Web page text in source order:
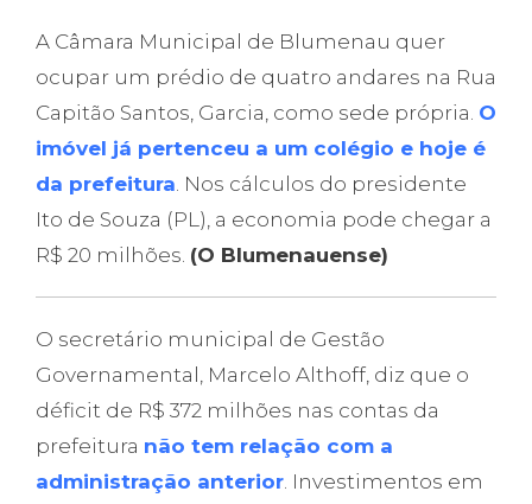
A Câmara Municipal de Blumenau quer
ocupar um prédio de quatro andares na Rua
Capitão Santos, Garcia, como sede própria. O
imóvel já pertenceu a um colégio e hoje é
da prefeitura. Nos cálculos do presidente
Ito de Souza (PL), a economia pode chegar a
R$ 20 milhões. (O Blumenauense)
O secretário municipal de Gestão
Governamental, Marcelo Althoff, diz que o
déficit de R$ 372 milhões nas contas da
prefeitura não tem relação com a
administração anterior. Investimentos em